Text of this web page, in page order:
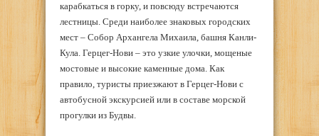
карабкаться в горку, и повсюду встречаются
лестницы. Среди наиболее знаковых городских
мест – Собор Архангела Михаила, башня Канли-
Кула. Герцег-Нови – это узкие улочки, мощеные
мостовые и высокие каменные дома. Как
правило, туристы приезжают в Герцег-Нови с
автобусной экскурсией или в составе морской
прогулки из Будвы.